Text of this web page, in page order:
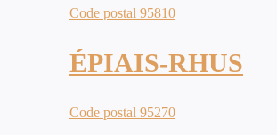
Code postal 95810
ÉPIAIS-RHUS
Code postal 95270